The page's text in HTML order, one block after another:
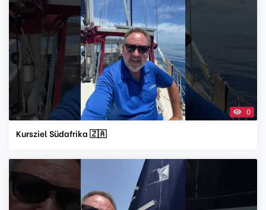
0
Kursziel Südafrika 🇿🇦